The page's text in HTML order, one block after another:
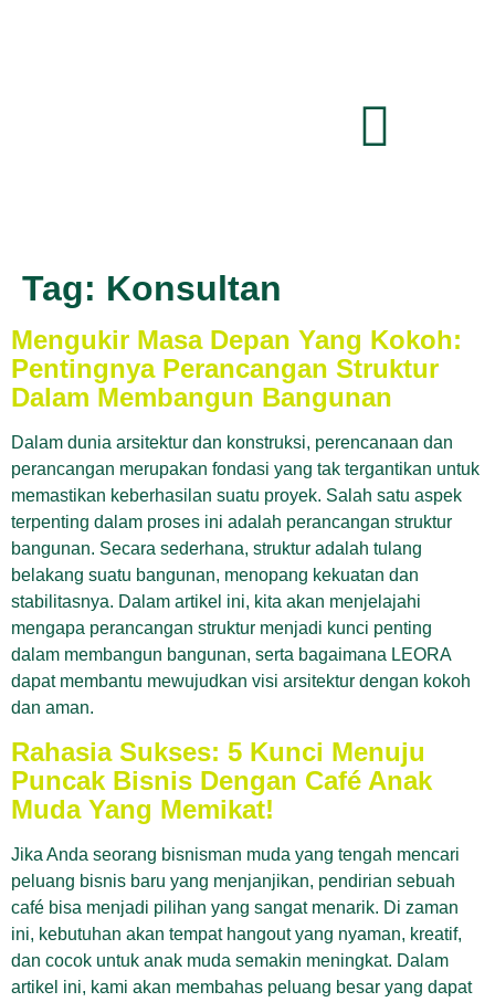
Tag: Konsultan
Mengukir Masa Depan Yang Kokoh:
Pentingnya Perancangan Struktur
Dalam Membangun Bangunan
Dalam dunia arsitektur dan konstruksi, perencanaan dan
perancangan merupakan fondasi yang tak tergantikan untuk
memastikan keberhasilan suatu proyek. Salah satu aspek
terpenting dalam proses ini adalah perancangan struktur
bangunan. Secara sederhana, struktur adalah tulang
belakang suatu bangunan, menopang kekuatan dan
stabilitasnya. Dalam artikel ini, kita akan menjelajahi
mengapa perancangan struktur menjadi kunci penting
dalam membangun bangunan, serta bagaimana LEORA
dapat membantu mewujudkan visi arsitektur dengan kokoh
dan aman.
Rahasia Sukses: 5 Kunci Menuju
Puncak Bisnis Dengan Café Anak
Muda Yang Memikat!
Jika Anda seorang bisnisman muda yang tengah mencari
peluang bisnis baru yang menjanjikan, pendirian sebuah
café bisa menjadi pilihan yang sangat menarik. Di zaman
ini, kebutuhan akan tempat hangout yang nyaman, kreatif,
dan cocok untuk anak muda semakin meningkat. Dalam
artikel ini, kami akan membahas peluang besar yang dapat